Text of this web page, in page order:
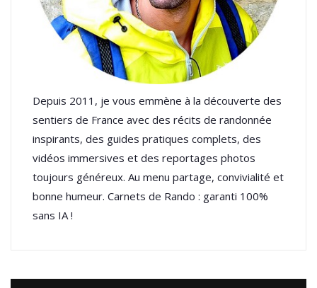
Depuis 2011, je vous emmène à la découverte des
sentiers de France avec des récits de randonnée
inspirants, des guides pratiques complets, des
vidéos immersives et des reportages photos
toujours généreux. Au menu partage, convivialité et
bonne humeur. Carnets de Rando : garanti 100%
sans IA !